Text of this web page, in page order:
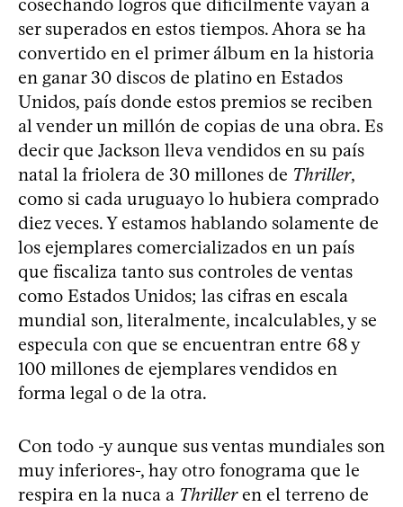
cosechando logros que difícilmente vayan a
ser superados en estos tiempos. Ahora se ha
convertido en el primer álbum en la historia
en ganar 30 discos de platino en Estados
Unidos, país donde estos premios se reciben
al vender un millón de copias de una obra. Es
decir que Jackson lleva vendidos en su país
natal la friolera de 30 millones de Thriller,
como si cada uruguayo lo hubiera comprado
diez veces. Y estamos hablando solamente de
los ejemplares comercializados en un país
que fiscaliza tanto sus controles de ventas
como Estados Unidos; las cifras en escala
mundial son, literalmente, incalculables, y se
especula con que se encuentran entre 68 y
100 millones de ejemplares vendidos en
forma legal o de la otra.
Con todo -y aunque sus ventas mundiales son
muy inferiores-, hay otro fonograma que le
respira en la nuca a Thrilleren el terreno de